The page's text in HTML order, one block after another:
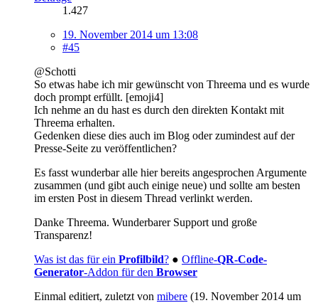
1.427
19. November 2014 um 13:08
#45
@Schotti
So etwas habe ich mir gewünscht von Threema und es wurde
doch prompt erfüllt. [emoji4]
Ich nehme an du hast es durch den direkten Kontakt mit
Threema erhalten.
Gedenken diese dies auch im Blog oder zumindest auf der
Presse-Seite zu veröffentlichen?
Es fasst wunderbar alle hier bereits angesprochen Argumente
zusammen (und gibt auch einige neue) und sollte am besten
im ersten Post in diesem Thread verlinkt werden.
Danke Threema. Wunderbarer Support und große
Transparenz!
Was ist das für ein Profilbild? ● Offline-QR-Code-
Generator-Addon für den Browser
Einmal editiert, zuletzt von mibere (19. November 2014 um